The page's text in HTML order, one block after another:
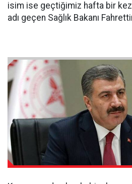
isim ise geçtiğimiz hafta bir kez
adı geçen Sağlık Bakanı